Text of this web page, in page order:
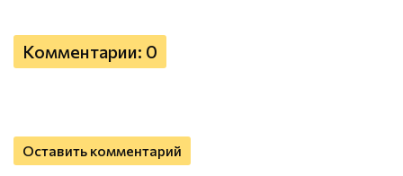
Комментарии: 0
Оставить комментарий